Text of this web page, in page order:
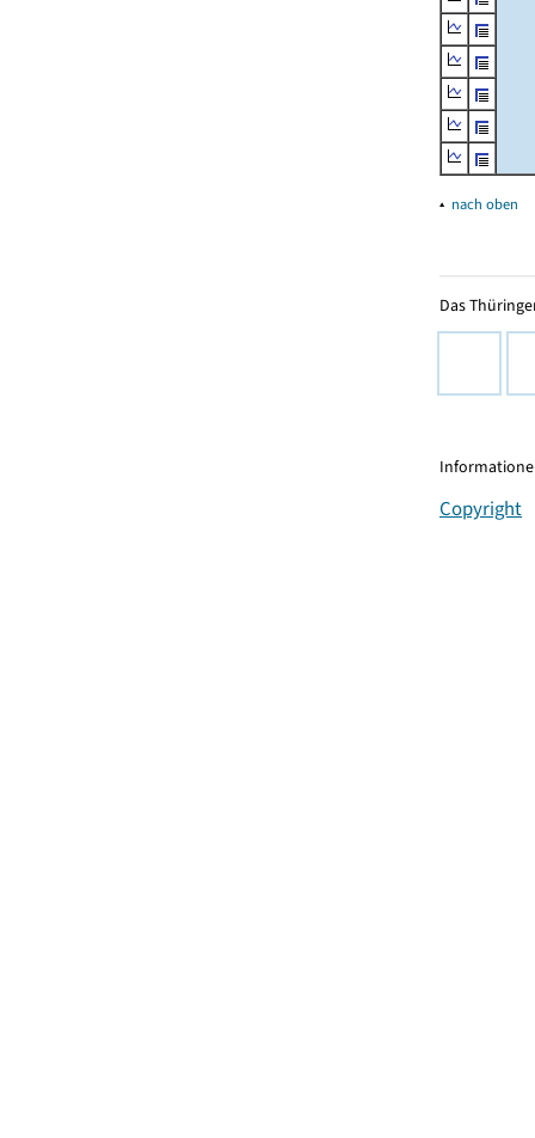
▴ nach oben
Das
Copyright